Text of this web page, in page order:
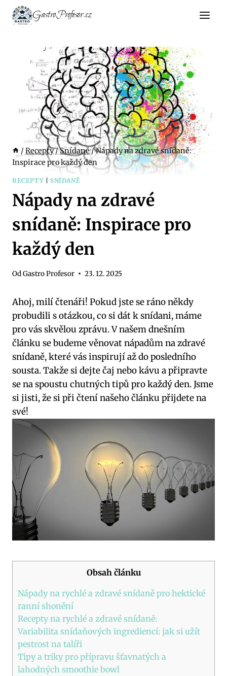
Přeskočit
GastroProfesor.cz
/ Recepty/Snídaně/Nápady na zdravé snídaně:
Inspirace pro každý den
RECEPTY SNÍDANĚ
Nápady na zdravé
snídaně: Inspirace pro
každý den
OdGastro Profesor 23. 12. 2025
Ahoj, milí čtenáři! Pokud jste se ráno někdy
probudili s otázkou, co si dát k snídani, máme
pro vás skvělou zprávu. V našem dnešním
článku se budeme věnovat nápadům na zdravé
snídaně, které vás inspirují až do posledního
sousta. Takže si dejte čaj nebo kávu a připravte
se na spoustu chutných tipů pro každý den. Jsme
si jisti, že si při čtení našeho článku přijdete na
své!
Obsah článku
Nápady na rychlé a zdravé snídaně pro hektické
ranní shonění
Recepty na rychlé a zdravé snídaně:
Variabilita snídaňových ingrediencí: jak si užít
pestrost na talíři
Tipy a triky pro přípravu šťavnatých a
lahodných smoothie bowl